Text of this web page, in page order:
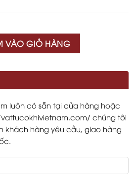
VÀO GIỎ HÀNG
luôn có sẵn tại cửa hàng hoặc
chúng tôi
khách hàng yêu cầu, giao hàng